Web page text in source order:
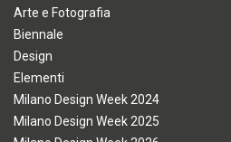
Arte e Fotografia
Biennale
Design
Elementi
Milano Design Week 2024
Milano Design Week 2025